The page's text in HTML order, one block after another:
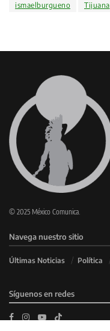
ismaelburgueno
Tijuana
© 2025 México Comunica.
Navega nuestro sitio
Últimas Noticias Política
Síguenos en redes